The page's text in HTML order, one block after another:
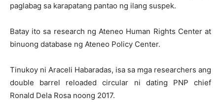
paglabag sa karapatang pantao ng ilang suspek.
Batay ito sa research ng Ateneo Human Rights Center at
binuong database ng Ateneo Policy Center.
Tinukoy ni Araceli Habaradas, isa sa mga researchers ang
double barrel reloaded circular ni dating PNP chief
Ronald Dela Rosa noong 2017.